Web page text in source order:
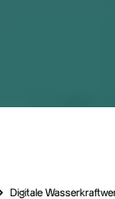
Digitale